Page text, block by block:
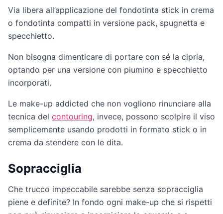
Via libera all’applicazione del fondotinta stick in crema
o fondotinta compatti in versione pack, spugnetta e
specchietto.
Non bisogna dimenticare di portare con sé la cipria,
optando per una versione con piumino e specchietto
incorporati.
Le make-up addicted che non vogliono rinunciare alla
tecnica del contouring, invece, possono scolpire il viso
semplicemente usando prodotti in formato stick o in
crema da stendere con le dita.
Sopracciglia
Che trucco impeccabile sarebbe senza sopracciglia
piene e definite? In fondo ogni make-up che si rispetti